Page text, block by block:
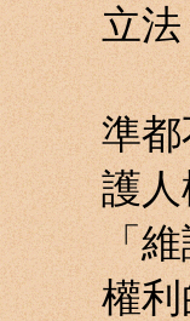
立
所
準
護
「
權